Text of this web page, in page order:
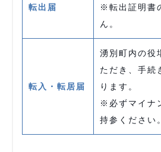
転出届
※転出証明書
ん。
転入・転居届
湧別町内の役
ただき、手続
ります。
※必ずマイナ
持参ください。